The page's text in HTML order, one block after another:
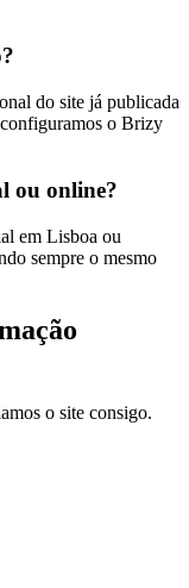
do site já publicada
o Brizy
ou online?
em Lisboa ou
sempre o mesmo
o site consigo.